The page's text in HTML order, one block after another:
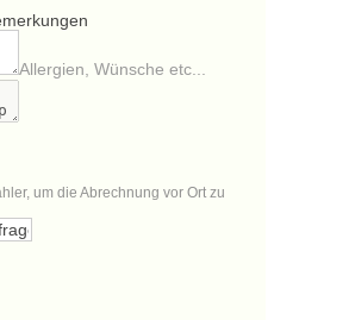
Allergien, Wünsche etc...
um die Abrechnung vor Ort zu